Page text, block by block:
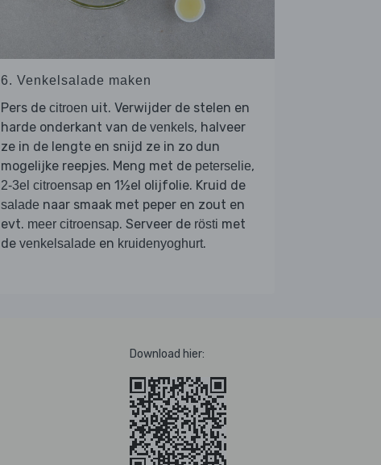
6. Venkelsalade maken
Pers de citroen uit. Verwijder de stelen en
harde onderkant van de venkels, halveer
ze in de lengte en snijd ze in zo dun
mogelijke reepjes. Meng met de peterselie,
2-3el citroensap en 1½el olijfolie. Kruid de
salade naar smaak met peper en zout en
evt. meer citroensap. Serveer de rösti met
de venkelsalade en kruidenyoghurt.
Download hier: